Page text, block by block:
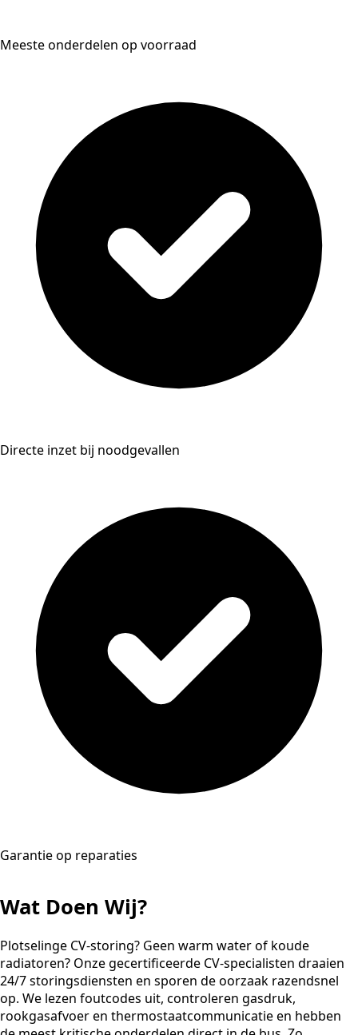
Meeste onderdelen op voorraad
Directe inzet bij noodgevallen
Garantie op reparaties
Wat Doen Wij?
Plotselinge CV-storing? Geen warm water of koude
radiatoren? Onze gecertificeerde CV-specialisten draaien
24/7 storingsdiensten en sporen de oorzaak razendsnel
op. We lezen foutcodes uit, controleren gasdruk,
rookgasafvoer en thermostaatcommunicatie en hebben